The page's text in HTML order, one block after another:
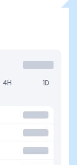
4H 1D